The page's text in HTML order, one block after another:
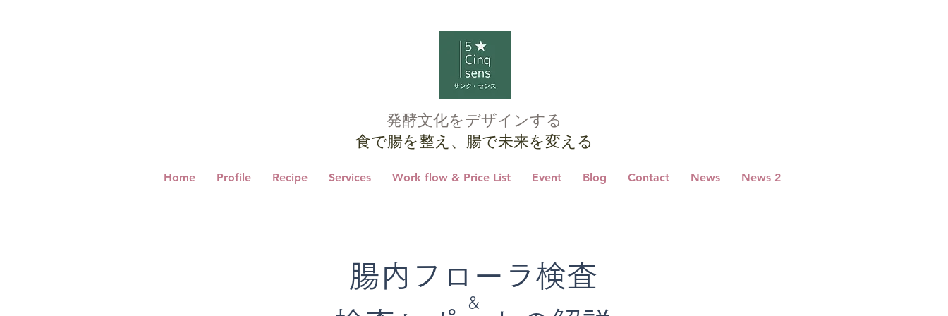
発酵文化をデザインする
食で腸を整え、腸で未来を変える
Home Profile Recipe Services Work flow & Price List Event Blog Contact News News 2
腸内フローラ検査
＆